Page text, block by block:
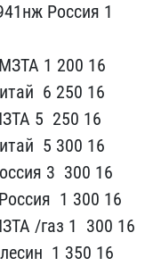
Россия ​1
1 ​200 16
6 250 16
5 ​ 250 16
5 300 16
3 ​ 300 16
1 300​ 16
/газ 1 ​ 300 16
1 350 ​16